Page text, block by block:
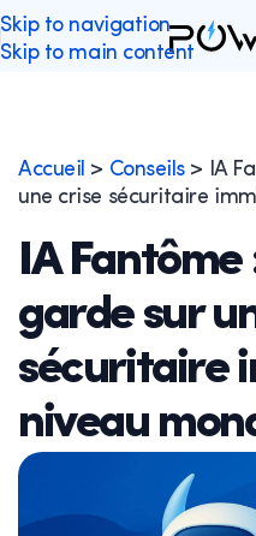
Skip to navigation
Skip to main content
Accueil > Conseils> IA
une crise sécuritaire
IA Fantôme
garde sur
sécuritaire
niveau